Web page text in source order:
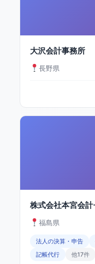
大沢会計事務所
長野県
株式会社本宮会
福島県
法人の決算・申告
記帳代行
他17件